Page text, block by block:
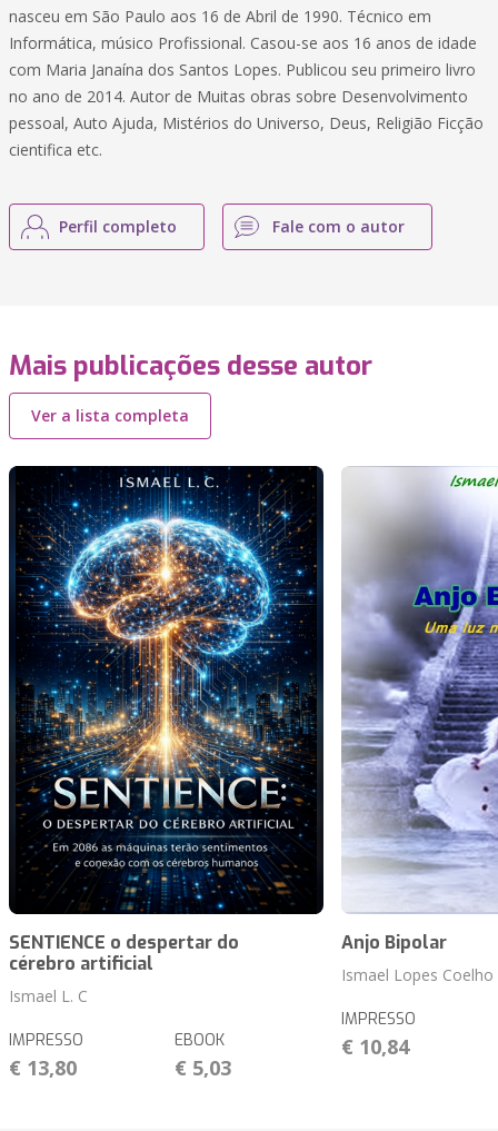
nasceu em São Paulo aos 16 de Abril de 1990. Técnico em
Informática, músico Profissional. Casou-se aos 16 anos de idade
com Maria Janaína dos Santos Lopes. Publicou seu primeiro livro
no ano de 2014. Autor de Muitas obras sobre Desenvolvimento
pessoal, Auto Ajuda, Mistérios do Universo, Deus, Religião Ficção
cientifica etc.
Perfil completo Fale com o autor
Mais publicações desse autor
Ver a lista completa
SENTIENCE o despertar do
cérebro artificial
Ismael L. C
IMPRESSO
€ 13,80
EBOOK
€ 5,03
Anjo Bipolar
Ismael Lopes Coelho
IMPRESSO
€ 10,84